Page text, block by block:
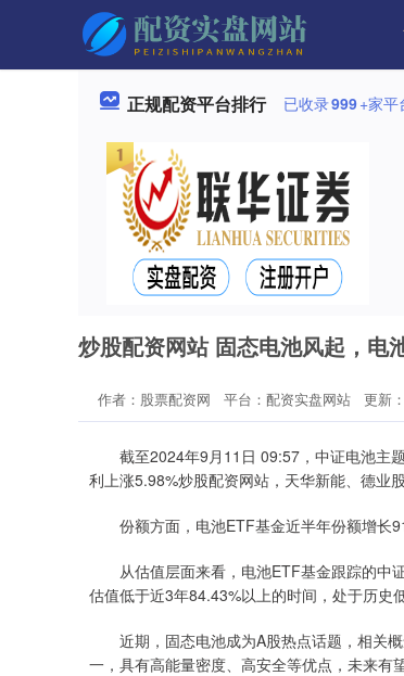
正规配资平台排行 已收录999+家平
炒股配资网站 固态电池风起，电
作者：股票配资网 平台：配资实盘网站 更新
截至2024年9月11日 09:57，中证电池主题
利上涨5.98%炒股配资网站，天华新能、德业
份额方面，电池ETF基金近半年份额增长
从估值层面来看，电池ETF基金跟踪的中
估值低于近3年84.43%以上的时间，处于历史低
近期，固态电池成为A股热点话题，相关概
一，具有高能量密度、高安全等优点，未来有